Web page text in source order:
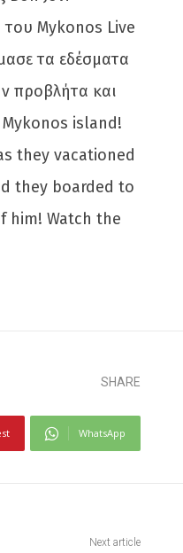
του Mykonos Live
τα εδέσματα
προβλήτα και
Mykonos island!
they vacationed
they boarded to
him! Watch the
SHARE
WhatsApp
Next article